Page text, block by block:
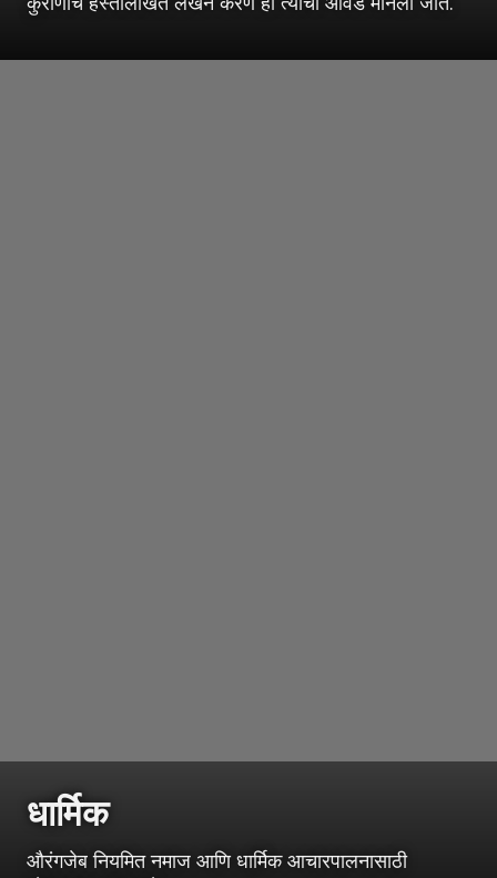
धार्मिक
औरंगजेब नियमित नमाज आणि धार्मिक आचारपालनासाठी